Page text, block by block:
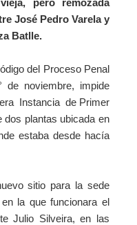
José Pedro Varela y
Batlle.
del Proceso Penal
de noviembre, impide
Instancia de Primer
dos plantas ubicada en
estaba desde hacía
sitio para la sede
la que funcionara el
Julio Silveira, en las